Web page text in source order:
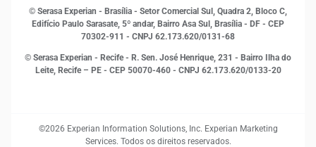
Sustentabilidade Corporativa
© Serasa Experian - Brasília - Setor Comercial Sul, Quadra 2, Bloco C,
Edifício Paulo Sarasate, 5º andar, Bairro Asa Sul, Brasília - DF - CEP
70302-911 - CNPJ 62.173.620/0131-68
© Serasa Experian - Recife - R. Sen. José Henrique, 231 - Bairro Ilha do
Leite, Recife – PE - CEP 50070-460 - CNPJ 62.173.620/0133-20
©2026 Experian Information Solutions, Inc. Experian Marketing
Services. Todos os direitos reservados.